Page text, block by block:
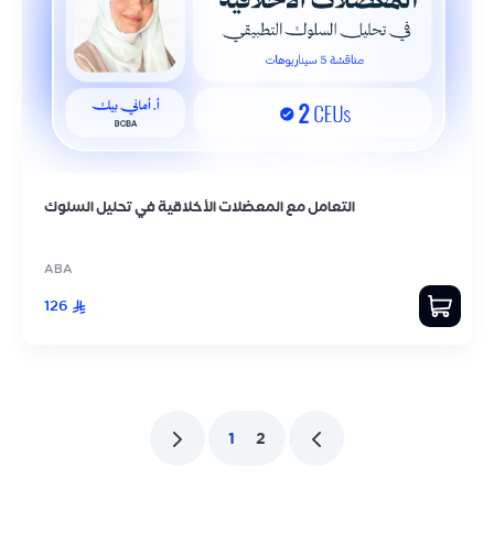
التعامل مع المعضلات الأخلاقية في تحليل السلوك
ABA
126
1 2